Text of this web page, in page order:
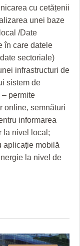
cu cetățenii
unei baze
/Date
în care datele
sectoriale)
infrastructuri de
sistem de
permite
online, semnături
informarea
la nivel local;
aplicație mobilă
la nivel de